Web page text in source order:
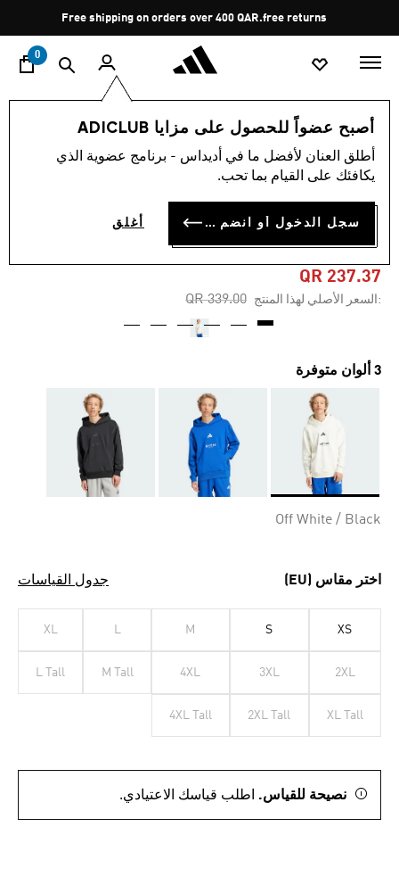
Pause
promotion
rotation
Free shipping on orders over 400 QAR.free returns
0
أصبح عضواً للحصول على مزايا ADICLUB
أطلق العنان لأفضل ما في أديداس - برنامج عضوية الذي
يكافئك على القيام بما تحب.
سجل الدخول أو انضم الآن أغلق
الرجال الملابس
-25%
4.7 (79)
كنزة ALL SZN FLEECE
GRAPHIC
QR 237.37
:السعر الأصلي لهذا المنتج Price reduced from
QR 339.00
to
3 ألوان متوفرة
Off White / Black
اختر مقاس (EU) جدول القياسات
XS
S
M
L
XL
2XL
3XL
4XL
M Tall
L Tall
XL Tall
2XL Tall
4XL Tall
نصيحة للقياس. اطلب قياسك الاعتيادي.